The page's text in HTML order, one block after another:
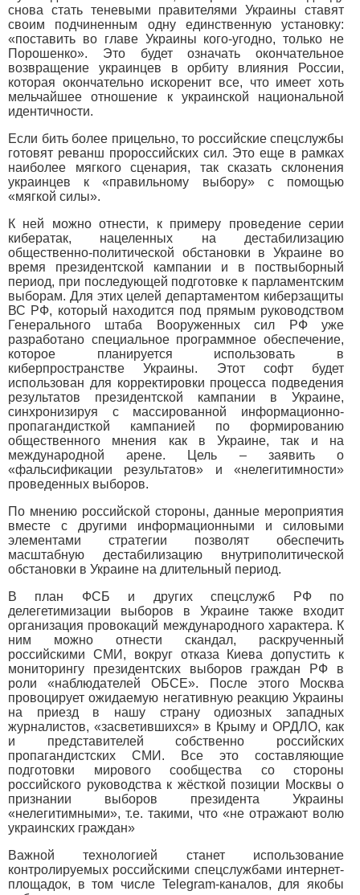
снова стать теневыми правителями Украины ставят
своим подчиненным одну единственную установку:
«поставить во главе Украины кого-угодно, только не
Порошенко». Это будет означать окончательное
возвращение украинцев в орбиту влияния России,
которая окончательно искоренит все, что имеет хоть
мельчайшее отношение к украинской национальной
идентичности.
Если бить более прицельно, то российские спецслужбы
готовят реванш пророссийских сил. Это еще в рамках
наиболее мягкого сценария, так сказать склонения
украинцев к «правильному выбору» с помощью
«мягкой силы».
К ней можно отнести, к примеру проведение серии
кибератак, нацеленных на дестабилизацию
общественно-политической обстановки в Украине во
время президентской кампании и в поствыборный
период, при последующей подготовке к парламентским
выборам. Для этих целей департаментом киберзащиты
ВС РФ, который находится под прямым руководством
Генерального штаба Вооруженных сил РФ уже
разработано специальное программное обеспечение,
которое планируется использовать в
киберпространстве Украины. Этот софт будет
использован для корректировки процесса подведения
результатов президентской кампании в Украине,
синхронизируя с массированной информационно-
пропагандисткой кампанией по формированию
общественного мнения как в Украине, так и на
международной арене. Цель – заявить о
«фальсификации результатов» и «нелегитимности»
проведенных выборов.
По мнению российской стороны, данные мероприятия
вместе с другими информационными и силовыми
элементами стратегии позволят обеспечить
масштабную дестабилизацию внутриполитической
обстановки в Украине на длительный период.
В план ФСБ и других спецслужб РФ по
делегетимизации выборов в Украине также входит
организация провокаций международного характера. К
ним можно отнести скандал, раскрученный
российскими СМИ, вокруг отказа Киева допустить к
мониторингу президентских выборов граждан РФ в
роли «наблюдателей ОБСЕ». После этого Москва
провоцирует ожидаемую негативную реакцию Украины
на приезд в нашу страну одиозных западных
журналистов, «засветившихся» в Крыму и ОРДЛО, как
и представителей собственно российских
пропагандистских СМИ. Все это составляющие
подготовки мирового сообщества со стороны
российского руководства к жёсткой позиции Москвы о
признании выборов президента Украины
«нелегитимными», т.е. такими, что «не отражают волю
украинских граждан»
Важной технологией станет использование
контролируемых российскими спецслужбами интернет-
площадок, в том числе Telegram-каналов, для якобы